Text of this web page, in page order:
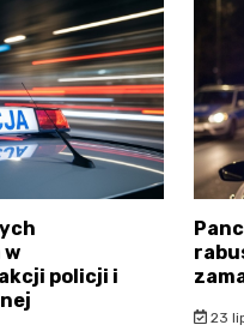
policji i
23